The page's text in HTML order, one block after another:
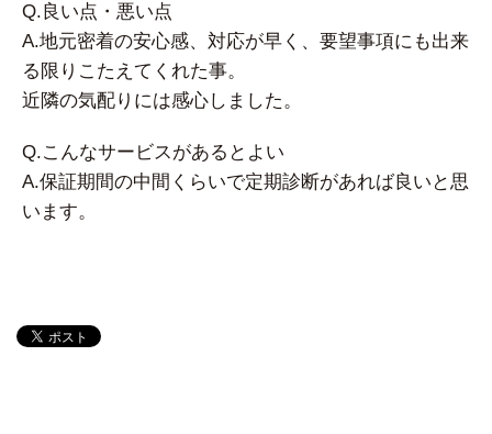
Q.良い点・悪い点
A.地元密着の安心感、対応が早く、要望事項にも出来
る限りこたえてくれた事。
近隣の気配りには感心しました。
Q.こんなサービスがあるとよい
A.保証期間の中間くらいで定期診断があれば良いと思
います。